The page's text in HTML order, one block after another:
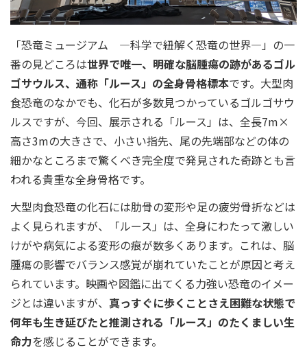
「恐竜ミュージアム ―科学で紐解く恐竜の世界―」の一
番の見どころは世界で唯一、明確な脳腫瘍の跡があるゴル
ゴサウルス、通称「ルース」の全⾝⾻格標本です。大型肉
食恐竜のなかでも、化石が多数見つかっているゴルゴサウ
ルスですが、今回、展示される「ルース」は、全⻑7m×
⾼さ3mの大きさで、⼩さい指先、尾の先端部などの体の
細かなところまで驚くべき完全度で発⾒された奇跡とも言
われる貴重な全⾝⾻格です。
⼤型⾁⾷恐⻯の化石には肋⾻の変形や⾜の疲労⾻折などは
よく見られますが、「ルース」は、全身にわたって激しい
けがや病気による変形の痕が数多くあります。これは、脳
腫瘍の影響でバランス感覚が崩れていたことが原因と考え
られています。映画や図鑑に出てくる力強い恐竜のイメー
ジとは違いますが、 真っすぐに歩くことさえ困難な状態で
何年も生き延びたと推測される「ルース」のたくましい生
命力を感じることができます。